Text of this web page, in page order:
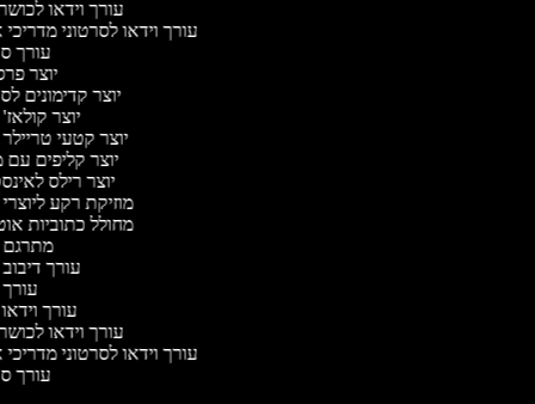
עורך וידאו
עורך וידאו לסרטוני
עורך
יוצר
יוצר קדימונים
יוצר
יוצר קטעי
יוצר קליפים
יוצר רילס
מוזיקת רקע
מחולל כתוביות
עורך
עורך
עורך וידאו
עורך וידאו לסרטוני
עורך